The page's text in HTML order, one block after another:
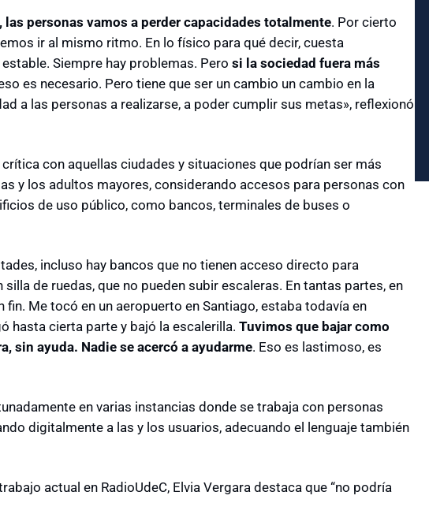
las personas vamos a perder capacidades totalmente. Por cierto
ir al mismo ritmo. En lo físico para qué decir, cuesta
Siempre hay problemas. Pero si la sociedad fuera más
es necesario. Pero tiene que ser un cambio un cambio en la
a las personas a realizarse, a poder cumplir sus metas», reflexionó
con aquellas ciudades y situaciones que podrían ser más
y los adultos mayores, considerando accesos para personas con
de uso público, como bancos, terminales de buses o
incluso hay bancos que no tienen acceso directo para
de ruedas, que no pueden subir escaleras. En tantas partes, en
fin. Me tocó en un aeropuerto en Santiago, estaba todavía en
hasta cierta parte y bajó la escalerilla. Tuvimos que bajar como
sin ayuda. Nadie se acercó a ayudarme. Eso es lastimoso, es
en varias instancias donde se trabaja con personas
digitalmente a las y los usuarios, adecuando el lenguaje también
actual en RadioUdeC, Elvia Vergara destaca que “no podría